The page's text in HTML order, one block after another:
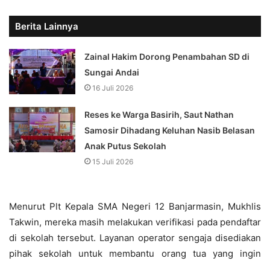
Berita Lainnya
Zainal Hakim Dorong Penambahan SD di
Sungai Andai
16 Juli 2026
Reses ke Warga Basirih, Saut Nathan
Samosir Dihadang Keluhan Nasib Belasan
Anak Putus Sekolah
15 Juli 2026
Menurut Plt Kepala SMA Negeri 12 Banjarmasin, Mukhlis
Takwin, mereka masih melakukan verifikasi pada pendaftar
di sekolah tersebut. Layanan operator sengaja disediakan
pihak sekolah untuk membantu orang tua yang ingin